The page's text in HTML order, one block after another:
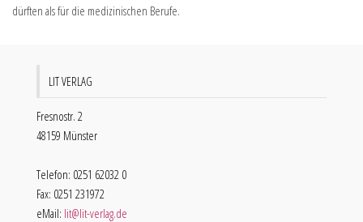
dürften als für die medizinischen Berufe.
LIT VERLAG
Fresnostr. 2
48159 Münster
Telefon: 0251 62032 0
Fax: 0251 231972
eMail: lit@lit-verlag.de